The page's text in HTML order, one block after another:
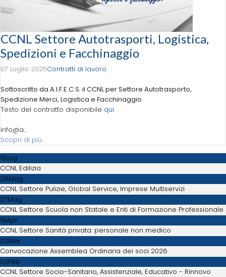
CCNL Settore Autotrasporti, Logistica,
Spedizioni e Facchinaggio
07 Luglio 2025Contratti di lavoro
Sottoscritto da A.I.F.E.C.S. il CCNL per Settore Autotrasporto,
Spedizione Merci, Logistica e Facchinaggio
Testo del contratto disponibile qui
info@a...
Scopri di più
15Lug
CCNL Edilizia
28Mag
CCNL Settore Pulizie, Global Service, Imprese Multiservizi
27Mag
CCNL Settore Scuola non Statale e Enti di Formazione Professionale
16Apr
CCNL Settore Sanità privata: personale non medico
02Mar
Convocazione Assemblea Ordinaria dei soci 2026
03Feb
CCNL Settore Socio-Sanitario, Assistenziale, Educativo - Rinnovo